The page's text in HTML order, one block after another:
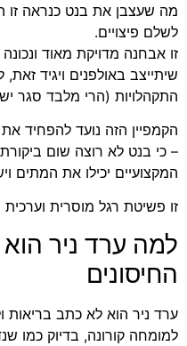
מה שעצבן את בנט כנראה זו
לשלם פיצויים.
זו אבחנה מדויקת מאוד
שיתייצב באולפנים ויגיד
התקהלויות (הרי מלבד סגר
הקמפיין הזה נועד להפחיד
– כי בנט לא רוצה שום
המקצועיים יכילו את המתים
זו פשיטת רגל מוסרית
למה ערד ניר
החיסונים
ערד ניר הוא לא כתב
למומחה קורונה, בדיוק כמו